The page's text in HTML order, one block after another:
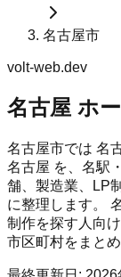
名古屋市
volt-web.dev
名古屋 ホ
名古屋市では 名
名古屋 を、名駅
舗、製造業、LP
に整理します。
制作を探す人向
市区町村をまと